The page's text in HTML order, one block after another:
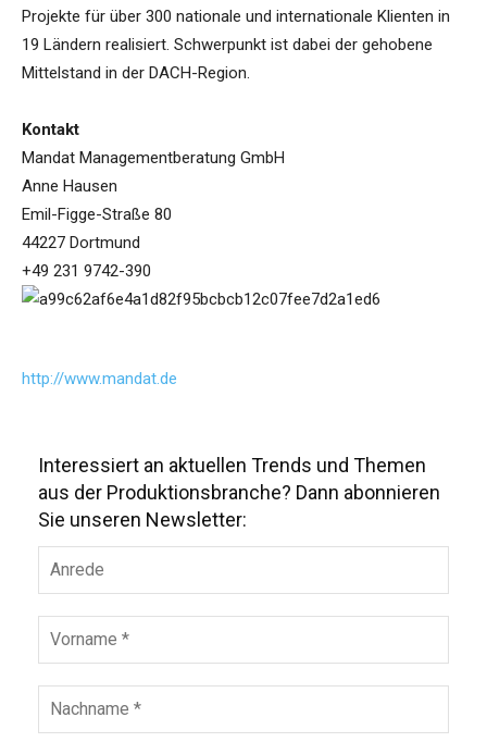
Projekte für über 300 nationale und internationale Klienten in
19 Ländern realisiert. Schwerpunkt ist dabei der gehobene
Mittelstand in der DACH-Region.
Kontakt
Mandat Managementberatung GmbH
Anne Hausen
Emil-Figge-Straße 80
44227 Dortmund
+49 231 9742-390
http://www.mandat.de
Interessiert an aktuellen Trends und Themen
aus der Produktionsbranche? Dann abonnieren
Sie unseren Newsletter: